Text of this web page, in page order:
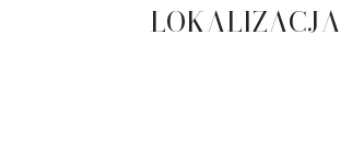
LOKALIZACJA